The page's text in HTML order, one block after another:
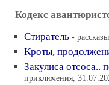
Кодекс
Стиратель -
Кроты,
Закулиса отсоса..
приключения,